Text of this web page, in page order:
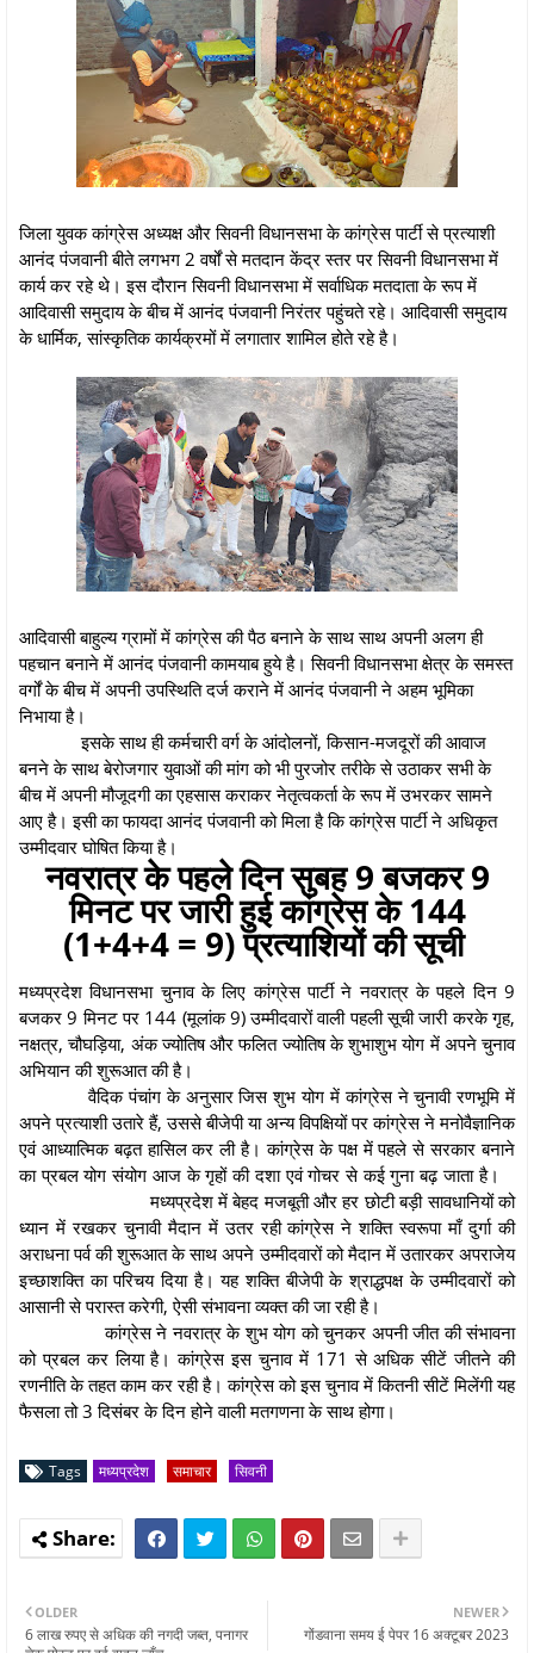
जिला युवक कांग्रेस अध्यक्ष और सिवनी विधानसभा के कांग्रेस पार्टी से प्रत्याशी
आनंद पंजवानी बीते लगभग 2 वर्षों से मतदान केंद्र स्तर पर सिवनी विधानसभा में
कार्य कर रहे थे। इस दौरान सिवनी विधानसभा में सर्वाधिक मतदाता के रूप में
आदिवासी समुदाय के बीच में आनंद पंजवानी निरंतर पहुंचते रहे। आदिवासी समुदाय
के धार्मिक, सांस्कृतिक कार्यक्रमों में लगातार शामिल होते रहे है।
आदिवासी बाहुल्य ग्रामों में कांग्रेस की पैठ बनाने के साथ साथ अपनी अलग ही
पहचान बनाने में आनंद पंजवानी कामयाब हुये है। सिवनी विधानसभा क्षेत्र के समस्त
वर्गों के बीच में अपनी उपस्थिति दर्ज कराने में आनंद पंजवानी ने अहम भूमिका
निभाया है।
इसके साथ ही कर्मचारी वर्ग के आंदोलनों, किसान-मजदूरों की आवाज
बनने के साथ बेरोजगार युवाओं की मांग को भी पुरजोर तरीके से उठाकर सभी के
बीच में अपनी मौजूदगी का एहसास कराकर नेतृत्वकर्ता के रूप में उभरकर सामने
आए है। इसी का फायदा आनंद पंजवानी को मिला है कि कांग्रेस पार्टी ने अधिकृत
उम्मीदवार घोषित किया है।
नवरात्र के पहले दिन सुबह 9 बजकर 9
मिनट पर जारी हुई कांग्रेस के 144
(1+4+4 = 9) प्रत्याशियों की सूची
मध्यप्रदेश विधानसभा चुनाव के लिए कांग्रेस पार्टी ने नवरात्र के पहले दिन 9
बजकर 9 मिनट पर 144 (मूलांक 9) उम्मीदवारों वाली पहली सूची जारी करके गृह,
नक्षत्र, चौघड़िया, अंक ज्योतिष और फलित ज्योतिष के शुभाशुभ योग में अपने चुनाव
अभियान की शुरूआत की है।
वैदिक पंचांग के अनुसार जिस शुभ योग में कांग्रेस ने चुनावी रणभूमि में
अपने प्रत्याशी उतारे हैं, उससे बीजेपी या अन्य विपक्षियों पर कांग्रेस ने मनोवैज्ञानिक
एवं आध्यात्मिक बढ़त हासिल कर ली है। कांग्रेस के पक्ष में पहले से सरकार बनाने
का प्रबल योग संयोग आज के गृहों की दशा एवं गोचर से कई गुना बढ़ जाता है।
मध्यप्रदेश में बेहद मजबूती और हर छोटी बड़ी सावधानियों को
ध्यान में रखकर चुनावी मैदान में उतर रही कांग्रेस ने शक्ति स्वरूपा माँ दुर्गा की
अराधना पर्व की शुरूआत के साथ अपने उम्मीदवारों को मैदान में उतारकर अपराजेय
इच्छाशक्ति का परिचय दिया है। यह शक्ति बीजेपी के श्राद्धपक्ष के उम्मीदवारों को
आसानी से परास्त करेगी, ऐसी संभावना व्यक्त की जा रही है।
कांग्रेस ने नवरात्र के शुभ योग को चुनकर अपनी जीत की संभावना
को प्रबल कर लिया है। कांग्रेस इस चुनाव में 171 से अधिक सीटें जीतने की
रणनीति के तहत काम कर रही है। कांग्रेस को इस चुनाव में कितनी सीटें मिलेंगी यह
फैसला तो 3 दिसंबर के दिन होने वाली मतगणना के साथ होगा।
Tags मध्यप्रदेश समाचार सिवनी
NEWER
गोंडवाना समय ई पेपर 16 अक्टूबर 2023
OLDER
6 लाख रुपए से अधिक की नगदी जब्त, पनागर